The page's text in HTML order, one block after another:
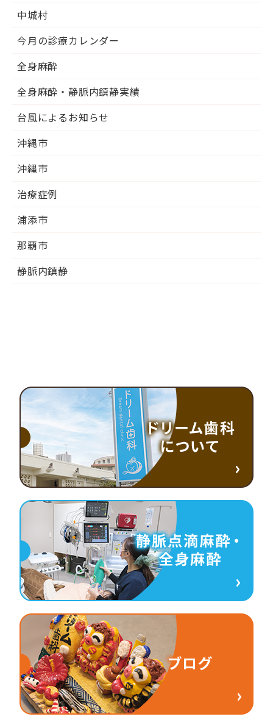
中城村
今月の診療カレンダー
全身麻酔
全身麻酔・静脈内鎮静実績
台風によるお知らせ
沖縄市
沖縄市
治療症例
浦添市
那覇市
静脈内鎮静